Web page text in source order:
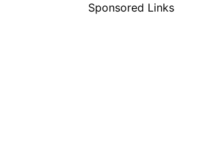
Sponsored Links